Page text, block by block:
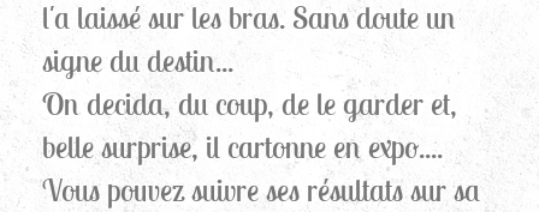
l'a laissé sur les bras. Sans doute un
signe du destin...
On decida, du coup, de le garder et,
belle surprise, il cartonne en expo....
Vous pouvez suivre ses résultats sur sa